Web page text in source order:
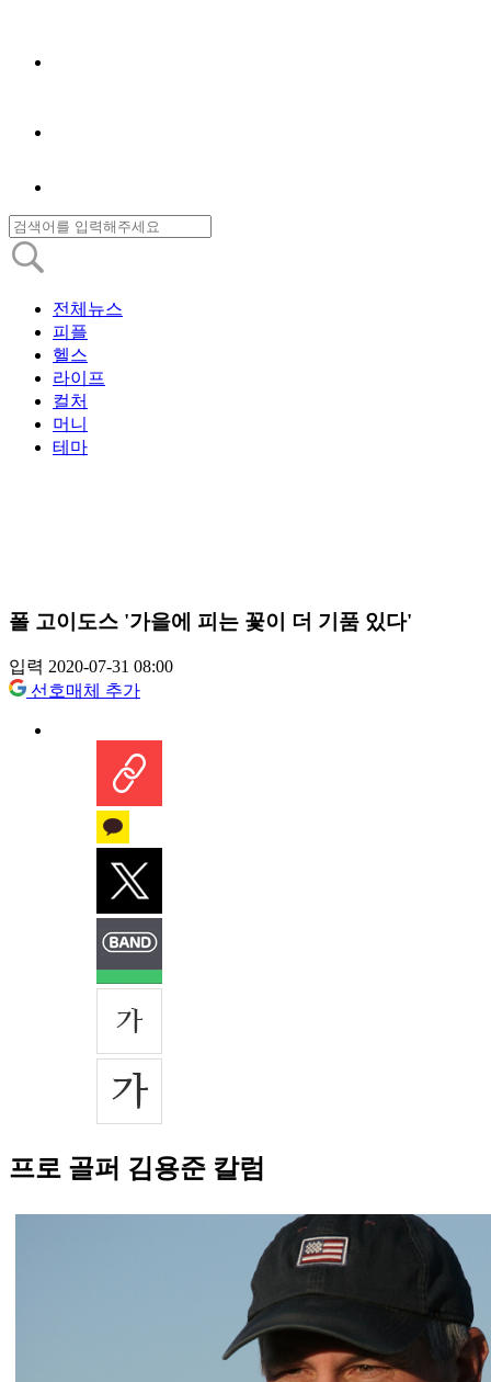
전체뉴스
피플
헬스
라이프
컬처
머니
테마
폴 고이도스 '가을에 피는 꽃이 더 기품 있다'
입력 2020-07-31 08:00
선호매체 추가
프로 골퍼 김용준 칼럼